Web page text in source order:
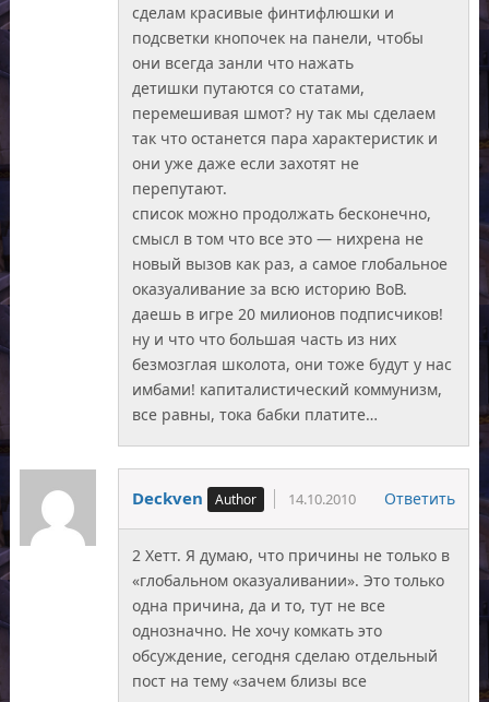
сделам красивые финтифлюшки и
подсветки кнопочек на панели, чтобы
они всегда занли что нажать
детишки путаются со статами,
перемешивая шмот? ну так мы сделаем
так что останется пара характеристик и
они уже даже если захотят не
перепутают.
список можно продолжать бесконечно,
смысл в том что все это — нихрена не
новый вызов как раз, а самое глобальное
оказуаливание за всю историю ВоВ.
даешь в игре 20 милионов подписчиков!
ну и что что большая часть из них
безмозглая школота, они тоже будут у нас
имбами! капиталистический коммунизм,
все равны, тока бабки платите…
Deckven 14.10.2010 Ответить
2 Хетт. Я думаю, что причины не только в
«глобальном оказуаливании». Это только
одна причина, да и то, тут не все
однозначно. Не хочу комкать это
обсуждение, сегодня сделаю отдельный
пост на тему «зачем близы все